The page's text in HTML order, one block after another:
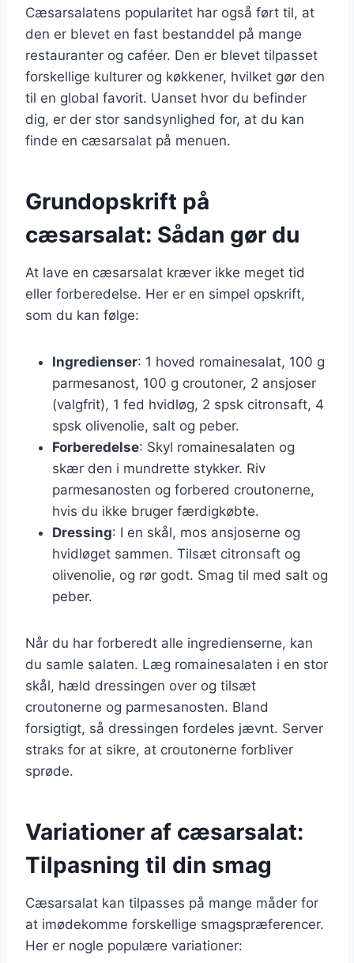
Cæsarsalatens popularitet har også ført til, at
den er blevet en fast bestanddel på mange
restauranter og caféer. Den er blevet tilpasset
forskellige kulturer og køkkener, hvilket gør den
til en global favorit. Uanset hvor du befinder
dig, er der stor sandsynlighed for, at du kan
finde en cæsarsalat på menuen.
Grundopskrift på
cæsarsalat: Sådan gør du
At lave en cæsarsalat kræver ikke meget tid
eller forberedelse. Her er en simpel opskrift,
som du kan følge:
Ingredienser: 1 hoved romainesalat, 100 g
parmesanost, 100 g croutoner, 2 ansjoser
(valgfrit), 1 fed hvidløg, 2 spsk citronsaft, 4
spsk olivenolie, salt og peber.
Forberedelse: Skyl romainesalaten og
skær den i mundrette stykker. Riv
parmesanosten og forbered croutonerne,
hvis du ikke bruger færdigkøbte.
Dressing: I en skål, mos ansjoserne og
hvidløget sammen. Tilsæt citronsaft og
olivenolie, og rør godt. Smag til med salt og
peber.
Når du har forberedt alle ingredienserne, kan
du samle salaten. Læg romainesalaten i en stor
skål, hæld dressingen over og tilsæt
croutonerne og parmesanosten. Bland
forsigtigt, så dressingen fordeles jævnt. Server
straks for at sikre, at croutonerne forbliver
sprøde.
Variationer af cæsarsalat:
Tilpasning til din smag
Cæsarsalat kan tilpasses på mange måder for
at imødekomme forskellige smagspræferencer.
Her er nogle populære variationer: